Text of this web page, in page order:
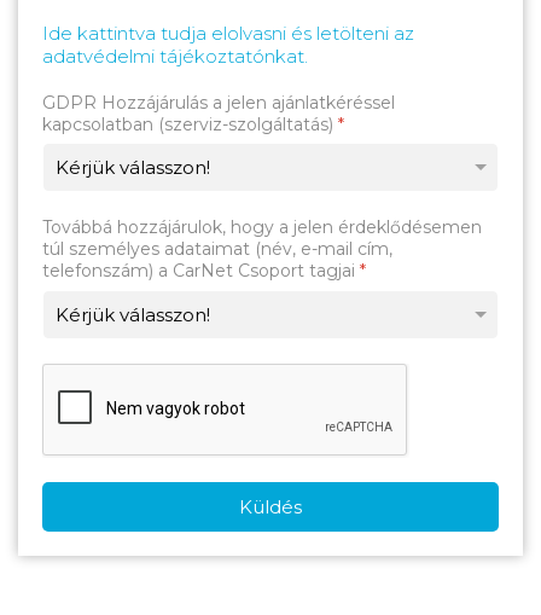
Ide kattintva tudja elolvasni és letölteni az
adatvédelmi tájékoztatónkat.
GDPR Hozzájárulás a jelen ajánlatkéréssel
kapcsolatban (szerviz-szolgáltatás) *
Továbbá hozzájárulok, hogy a jelen érdeklődésemen
túl személyes adataimat (név, e-mail cím,
telefonszám) a CarNet Csoport tagjai *
Küldés